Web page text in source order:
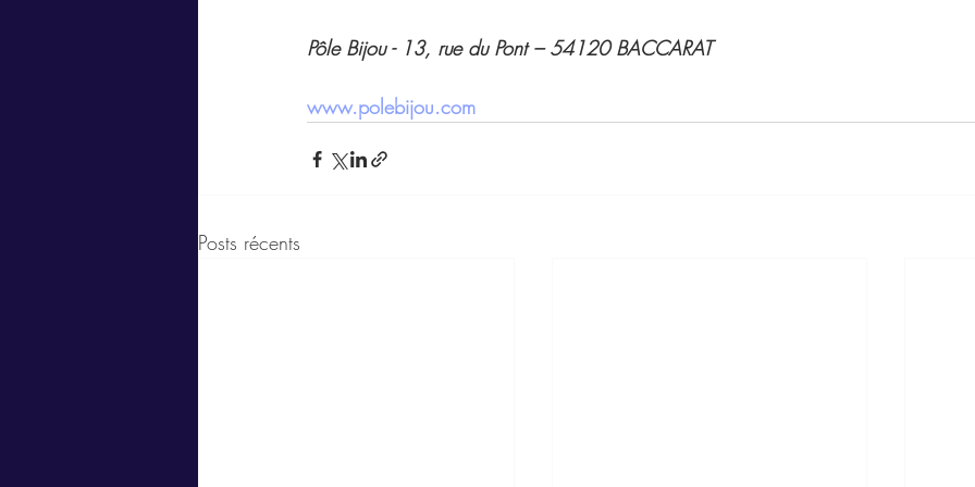
Pôle Bijou - 13, rue du Pont – 54120 BACCARAT
www.polebijou.com
Posts récents